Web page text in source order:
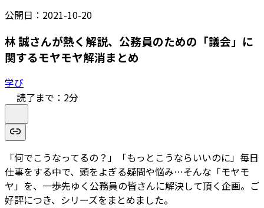
公開日： 2021-10-20
林 誠さんが熱く解説、公務員のための「議会」に
関するモヤモヤ解消まとめ
学び
読了まで： 2分
「何でこうなってるの？」「もっとこうならいいのに」毎日
仕事をする中で、頭をよぎる疑問や悩み…そんな「モヤモ
ヤ」を、一歩先ゆく公務員の皆さんに解決して頂く企画。ご
好評につき、シリーズをまとめました。